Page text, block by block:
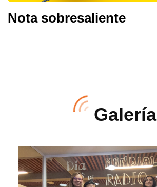
Nota sobresaliente
Galería